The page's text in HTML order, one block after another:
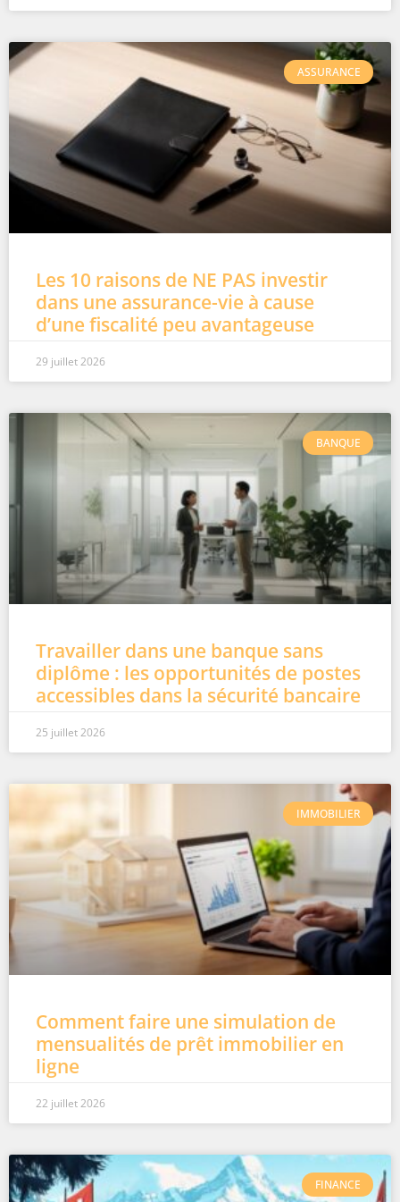
ASSURANCE
Les 10 raisons de NE PAS investir
dans une assurance-vie à cause
d’une fiscalité peu avantageuse
29 juillet 2026
BANQUE
Travailler dans une banque sans
diplôme : les opportunités de postes
accessibles dans la sécurité bancaire
25 juillet 2026
IMMOBILIER
Comment faire une simulation de
mensualités de prêt immobilier en
ligne
22 juillet 2026
FINANCE